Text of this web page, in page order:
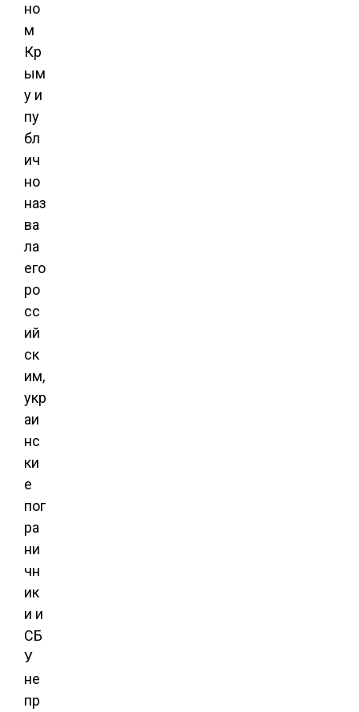
но
м
Кр
ым
у и
пу
бл
ич
но
наз
ва
ла
его
ро
сс
ий
ск
им,
укр
аи
нс
ки
е
пог
ра
ни
чн
ик
и и
СБ
У
не
пр